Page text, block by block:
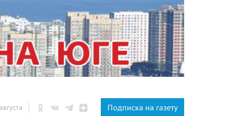
Подписка на газету